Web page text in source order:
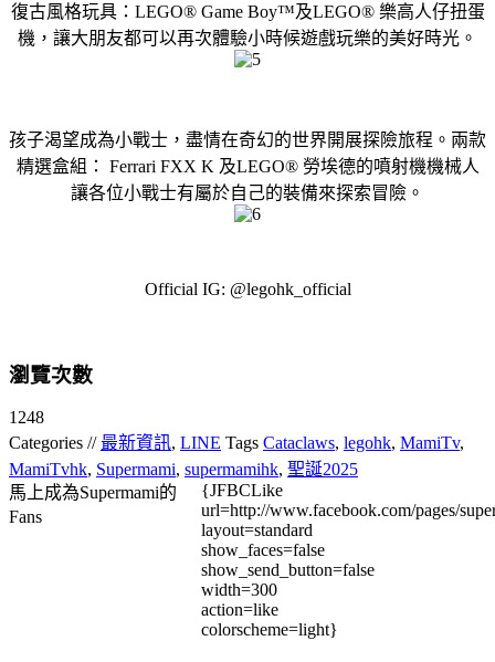
復古風格玩具：LEGO® Game Boy™及LEGO® 樂高人仔扭蛋
機，讓大朋友都可以再次體驗小時候遊戲玩樂的美好時光。
孩子渴望成為小戰士，盡情在奇幻的世界開展探險旅程。兩款
精選盒組： Ferrari FXX K 及LEGO® 勞埃德的噴射機機械人
讓各位小戰士有屬於自己的裝備來探索冒險。
Official IG: @legohk_official
瀏覽次數
1248
Categories // 最新資訊, LINE Tags Cataclaws, legohk, MamiTv,
MamiTvhk, Supermami, supermamihk, 聖誕2025
馬上成為Supermami的
Fans
{JFBCLike
url=http://www.facebook.com/pages/
layout=standard
show_faces=false
show_send_button=false
width=300
action=like
colorscheme=light}